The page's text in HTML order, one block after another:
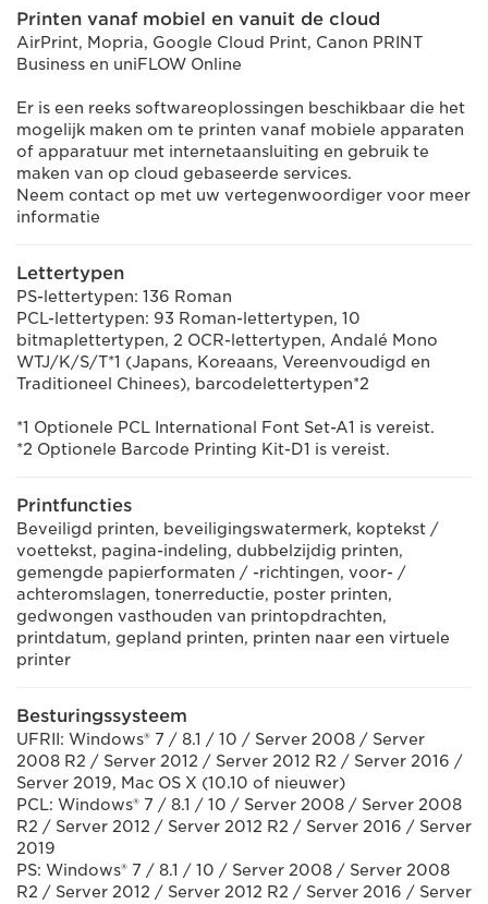
Printen vanaf mobiel en vanuit de cloud
AirPrint, Mopria, Google Cloud Print, Canon PRINT
Business en uniFLOW Online
Er is een reeks softwareoplossingen beschikbaar die het
mogelijk maken om te printen vanaf mobiele apparaten
of apparatuur met internetaansluiting en gebruik te
maken van op cloud gebaseerde services.
Neem contact op met uw vertegenwoordiger voor meer
informatie
Lettertypen
PS-lettertypen: 136 Roman
PCL-lettertypen: 93 Roman-lettertypen, 10
bitmaplettertypen, 2 OCR-lettertypen, Andalé Mono
WTJ/K/S/T*1 (Japans, Koreaans, Vereenvoudigd en
Traditioneel Chinees), barcodelettertypen*2
*1 Optionele PCL International Font Set-A1 is vereist.
*2 Optionele Barcode Printing Kit-D1 is vereist.
Printfuncties
Beveiligd printen, beveiligingswatermerk, koptekst /
voettekst, pagina-indeling, dubbelzijdig printen,
gemengde papierformaten / -richtingen, voor- /
achteromslagen, tonerreductie, poster printen,
gedwongen vasthouden van printopdrachten,
printdatum, gepland printen, printen naar een virtuele
printer
Besturingssysteem
UFRII: Windows® 7 / 8.1 / 10 / Server 2008 / Server
2008 R2 / Server 2012 / Server 2012 R2 / Server 2016 /
Server 2019, Mac OS X (10.10 of nieuwer)
PCL: Windows® 7 / 8.1 / 10 / Server 2008 / Server 2008
R2 / Server 2012 / Server 2012 R2 / Server 2016 / Server
2019
PS: Windows® 7 / 8.1 / 10 / Server 2008 / Server 2008
R2 / Server 2012 / Server 2012 R2 / Server 2016 / Server